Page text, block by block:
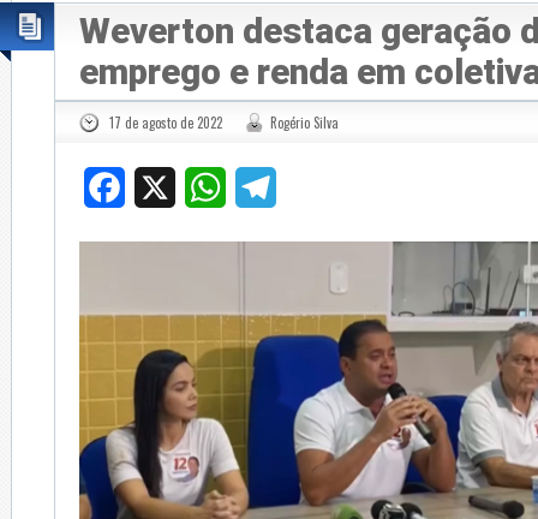
Weverton destaca geração
emprego e renda em
17 de agosto de 2022 Rogério Silva
Facebook WhatsApp